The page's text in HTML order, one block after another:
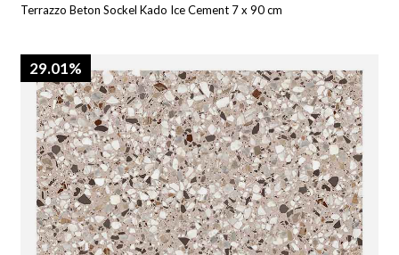
Terrazzo Beton Sockel Kado Ice Cement 7 x 90 cm
29.01%